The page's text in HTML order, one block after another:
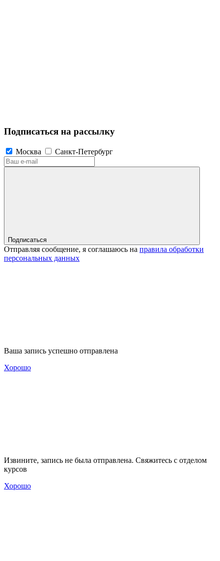
Подписаться на рассылку
Москва Санкт-Петербург
Подписаться
Отправляя сообщение, я соглашаюсь на правила обработки
персональных данных
Ваша запись успешно отправлена
Хорошо
Извините, запись не была отправлена. Свяжитесь с отделом
курсов
Хорошо